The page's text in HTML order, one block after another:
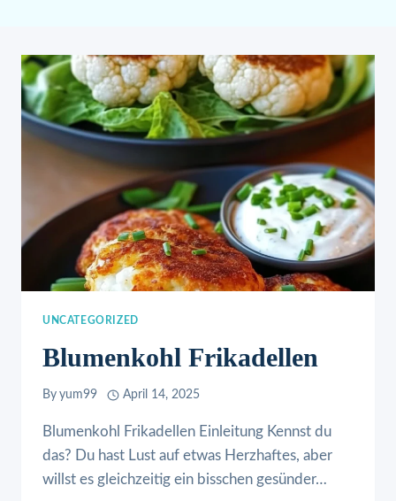
UNCATEGORIZED
Blumenkohl Frikadellen
By yum99 April 14, 2025
Blumenkohl Frikadellen Einleitung Kennst du
das? Du hast Lust auf etwas Herzhaftes, aber
willst es gleichzeitig ein bisschen gesünder…